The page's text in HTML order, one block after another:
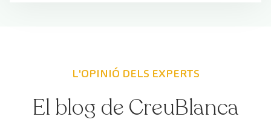
L'OPINIÓ DELS EXPERTS
El blog de CreuBlanca